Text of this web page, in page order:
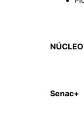
Senac+